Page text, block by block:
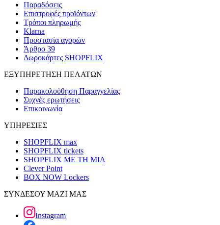
Παραδόσεις
Επιστροφές προϊόντων
Τρόποι πληρωμής
Klarna
Προστασία αγορών
Άρθρο 39
Δωροκάρτες SHOPFLIX
ΕΞΥΠΗΡΕΤΗΣΗ ΠΕΛΑΤΩΝ
Παρακολούθηση Παραγγελίας
Συχνές ερωτήσεις
Επικοινωνία
ΥΠΗΡΕΣΙΕΣ
SHOPFLIX max
SHOPFLIX tickets
SHOPFLIX ΜΕ ΤΗ ΜΙΑ
Clever Point
BOX NOW Lockers
ΣΥΝΔΕΣΟΥ ΜΑΖΙ ΜΑΣ
Instagram